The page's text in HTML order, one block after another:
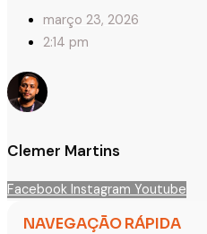
março 23, 2026
2:14 pm
Clemer Martins
Facebook Instagram Youtube
NAVEGAÇÃO RÁPIDA